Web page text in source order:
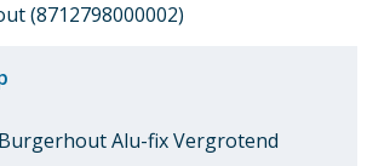
(8712798000002)
Burgerhout Alu-fix Vergrotend